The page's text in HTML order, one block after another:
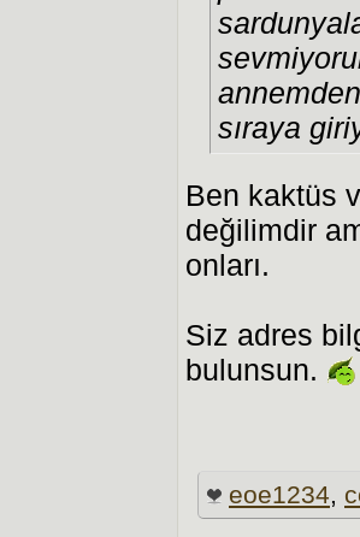
sıraya
Ben kaktüs
değilimdir
onları.
Siz adres
bulunsun.
eoe1234,